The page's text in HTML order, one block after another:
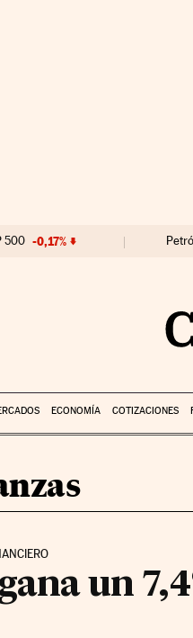
500 -0,17%
ECONOMÍA COTIZACIONES
un